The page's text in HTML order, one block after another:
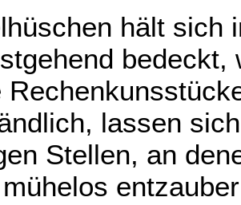
hält sich
bedeckt,
lassen
Stellen, an